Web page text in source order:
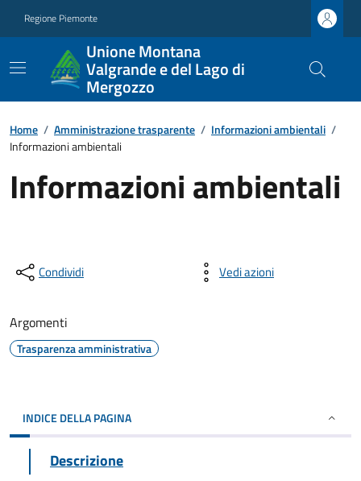
Regione Piemonte
Unione Montana
Valgrande e del Lago di
Mergozzo
Home / Amministrazione trasparente / Informazioni ambientali /
Informazioni ambientali
Informazioni ambientali
Condividi Vedi azioni
Argomenti
Trasparenza amministrativa
INDICE DELLA PAGINA
Descrizione